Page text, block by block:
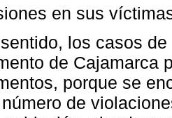
en sus
los casos
de Cajamarca
porque se
de